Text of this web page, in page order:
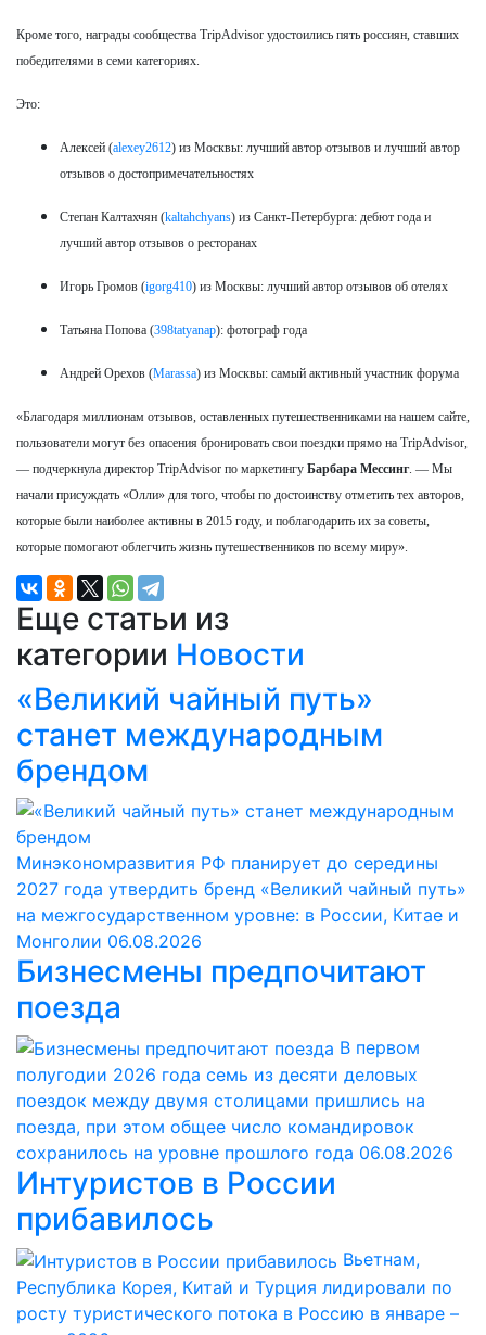
Кроме того, награды сообщества TripAdvisor удостоились пять россиян, ставших
победителями в семи категориях.
Это:
Алексей (alexey2612) из Москвы: лучший автор отзывов и лучший автор
отзывов о достопримечательностях
Степан Калтахчян (kaltahchyans) из Санкт-Петербурга: дебют года и
лучший автор отзывов о ресторанах
Игорь Громов (igorg410) из Москвы: лучший автор отзывов об отелях
Татьяна Попова (398tatyanap): фотограф года
Андрей Орехов (Marassa) из Москвы: самый активный участник форума
«Благодаря миллионам отзывов, оставленных путешественниками на нашем сайте,
пользователи могут без опасения бронировать свои поездки прямо на TripAdvisor,
— подчеркнула директор TripAdvisor по маркетингу Барбара Мессинг. — Мы
начали присуждать «Олли» для того, чтобы по достоинству отметить тех авторов,
которые были наиболее активны в 2015 году, и поблагодарить их за советы,
которые помогают облегчить жизнь путешественников по всему миру».
Еще статьи из
категории Новости
«Великий чайный путь»
станет международным
брендом
Минэкономразвития РФ планирует до середины
2027 года утвердить бренд «Великий чайный путь»
на межгосударственном уровне: в России, Китае и
Монголии 06.08.2026
Бизнесмены предпочитают
поезда
В первом
полугодии 2026 года семь из десяти деловых
поездок между двумя столицами пришлись на
поезда, при этом общее число командировок
сохранилось на уровне прошлого года 06.08.2026
Интуристов в России
прибавилось
Вьетнам,
Республика Корея, Китай и Турция лидировали по
росту туристического потока в Россию в январе –